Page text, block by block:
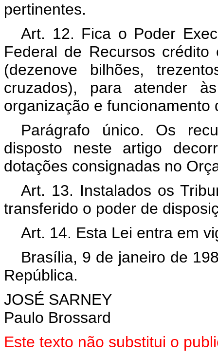
pertinentes.
Art. 12. Fica o Poder
Federal de Recursos
(dezenove bilhões,
cruzados), para atender
organização e
Parágrafo único. Os
disposto neste artigo
dotações consignadas no
Art. 13. Instalados os
transferido o poder de
Art. 14. Esta Lei entra em
Brasília, 9 de janeiro de
República.
JOSÉ SARNEY
Paulo Brossard
Este texto não substitui o